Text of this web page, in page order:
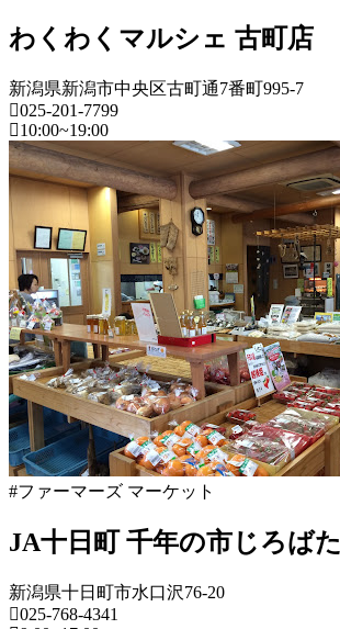
わくわくマルシェ 古町店
新潟県新潟市中央区古町通7番町995-7
025-201-7799
10:00~19:00
新
潟
フ
ァ
ー
マ
ー
ズ
マ
ー
ケ
ッ
ト
8
18
日
#ファーマーズ マーケット
JA十日町 千年の市じろばた
新潟県十日町市水口沢76-20
025-768-4341